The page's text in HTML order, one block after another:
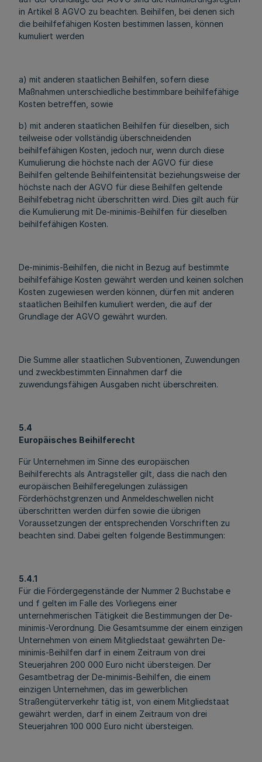
in Artikel 8 AGVO zu beachten. Beihilfen, bei denen sich
die beihilfefähigen Kosten bestimmen lassen, können
kumuliert werden
a) mit anderen staatlichen Beihilfen, sofern diese
Maßnahmen unterschiedliche bestimmbare beihilfefähige
Kosten betreffen, sowie
b) mit anderen staatlichen Beihilfen für dieselben, sich
teilweise oder vollständig überschneidenden
beihilfefähigen Kosten, jedoch nur, wenn durch diese
Kumulierung die höchste nach der AGVO für diese
Beihilfen geltende Beihilfeintensität beziehungsweise der
höchste nach der AGVO für diese Beihilfen geltende
Beihilfebetrag nicht überschritten wird. Dies gilt auch für
die Kumulierung mit De-minimis-Beihilfen für dieselben
beihilfefähigen Kosten.
De-minimis-Beihilfen, die nicht in Bezug auf bestimmte
beihilfefähige Kosten gewährt werden und keinen solchen
Kosten zugewiesen werden können, dürfen mit anderen
staatlichen Beihilfen kumuliert werden, die auf der
Grundlage der AGVO gewährt wurden.
Die Summe aller staatlichen Subventionen, Zuwendungen
und zweckbestimmten Einnahmen darf die
zuwendungsfähigen Ausgaben nicht überschreiten.
5.4
Europäisches Beihilferecht
Für Unternehmen im Sinne des europäischen
Beihilferechts als Antragsteller gilt, dass die nach den
europäischen Beihilferegelungen zulässigen
Förderhöchstgrenzen und Anmeldeschwellen nicht
überschritten werden dürfen sowie die übrigen
Voraussetzungen der entsprechenden Vorschriften zu
beachten sind. Dabei gelten folgende Bestimmungen:
5.4.1
Für die Fördergegenstände der Nummer 2 Buchstabe e
und f gelten im Falle des Vorliegens einer
unternehmerischen Tätigkeit die Bestimmungen der De-
minimis-Verordnung. Die Gesamtsumme der einem einzigen
Unternehmen von einem Mitgliedstaat gewährten De-
minimis-Beihilfen darf in einem Zeitraum von drei
Steuerjahren 200 000 Euro nicht übersteigen. Der
Gesamtbetrag der De-minimis-Beihilfen, die einem
einzigen Unternehmen, das im gewerblichen
Straßengüterverkehr tätig ist, von einem Mitgliedstaat
gewährt werden, darf in einem Zeitraum von drei
Steuerjahren 100 000 Euro nicht übersteigen.